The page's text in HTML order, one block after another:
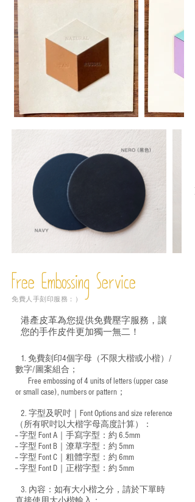
Free Embossing Service
免費人手刻印服務：）
港產皮革為您提供免費壓字服務，讓
您的手作皮件更加獨一無二！
1. 免費刻印4個字母（不限大楷或小楷）/
數字/圖案組合；
Free embossing of 4 units of letters (upper case
or small case), numbers or pattern；
2. 字型及呎吋｜ Font Options and size reference
（所有呎吋以大楷字母高度計算）：
-- 字型 Font A｜手寫字型：約 6.5mm
-- 字型 Font B｜潦草字型： 約 5mm
-- 字型 Font C｜粗體字型：約 6mm
-- 字型 Font D｜正楷字型： 約 5mm
3. 內容：如有大小楷之分，請於下單時